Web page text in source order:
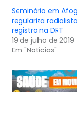
Seminário em
regulariza
registro na DRT
19 de julho de 2019
Em "Notícias"